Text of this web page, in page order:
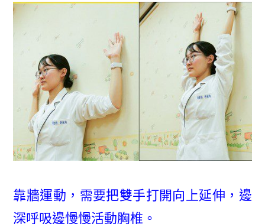
靠牆運動，需要把雙手打開向上延伸，邊
深呼吸邊慢慢活動胸椎。